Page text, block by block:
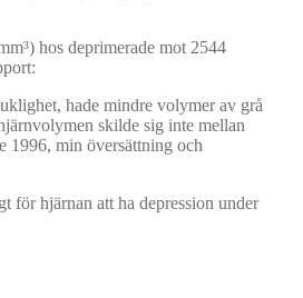
hos deprimerade mot 2544
hade mindre volymer av grå
skilde sig inte mellan
1996, min översättning och
för hjärnan att ha depression under